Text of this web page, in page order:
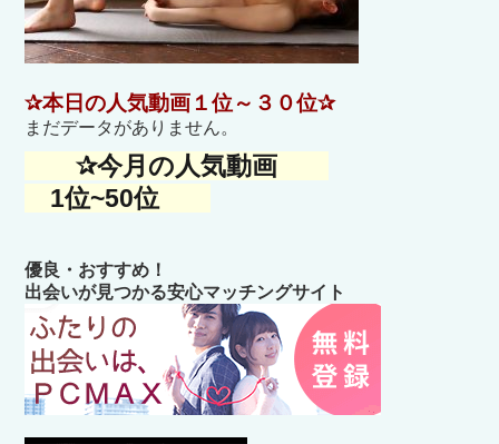
✰本日の人気動画１位～３０位✰
まだデータがありません。
✰今月の人気動画
1位~50位
優良・おすすめ！
出会いが見つかる安心マッチングサイト